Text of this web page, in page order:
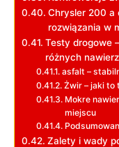
Chrysler 200 a
rozwiązania w
Testy drogowe
różnych
asfalt –
Żwir – jaki to
Mokre
miejscu
Zalety i wady